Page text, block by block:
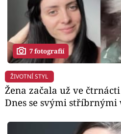
Přihlášení
Sledujte nás
7 fotografií
ŽIVOTNÍ STYL
Žena začala už ve
Dnes se svými